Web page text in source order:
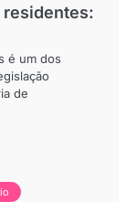
residentes:
é um dos
de